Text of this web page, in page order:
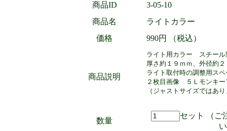
商品ID
3-05-10
商品名
ライトカラー
価格
990円 （税込）
商品説明
ライト用カラー スチー
厚さ約１９ｍｍ、外径約
ライト取付時の調整用ス
２枚目画像 ５Ｌモンキー
（ジャストサイズではあ
数量
セット （ご